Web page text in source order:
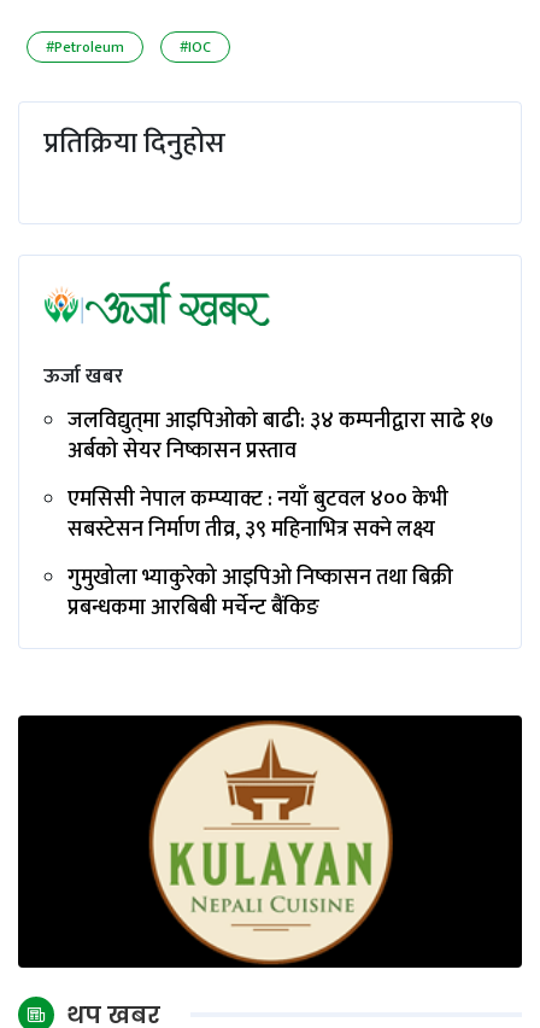
#Petroleum #IOC
प्रतिक्रिया दिनुहोस
ऊर्जा खबर
जलविद्युत्‌मा आइपिओको बाढी: ३४ कम्पनीद्वारा साढे १७
अर्बको सेयर निष्कासन प्रस्ताव
एमसिसी नेपाल कम्प्याक्ट : नयाँ बुटवल ४०० केभी
सबस्टेसन निर्माण तीव्र, ३९ महिनाभित्र सक्ने लक्ष्य
गुमुखोला भ्याकुरेको आइपिओ निष्कासन तथा बिक्री
प्रबन्धकमा आरबिबी मर्चेन्ट बैंकिङ
थप खबर